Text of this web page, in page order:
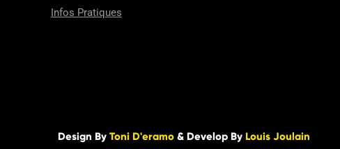
SCROLL
Infos Pratiques
Design By Toni D'eramo & Develop By Louis Joulain